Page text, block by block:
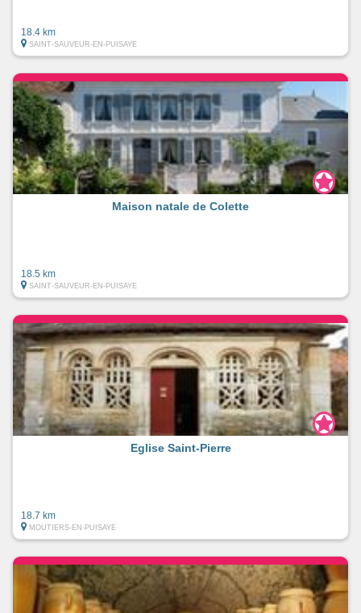
18.4 km
SAINT-SAUVEUR-EN-PUISAYE
Maison natale de Colette
18.5 km
SAINT-SAUVEUR-EN-PUISAYE
Eglise Saint-Pierre
18.7 km
MOUTIERS-EN-PUISAYE